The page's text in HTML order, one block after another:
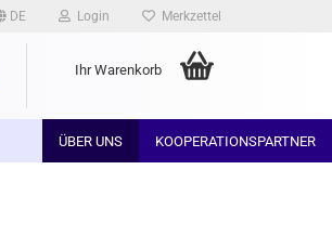
DE Login Merkzettel
Ihr Warenkorb
ÜBER UNS KOOPERATIONSPARTNER